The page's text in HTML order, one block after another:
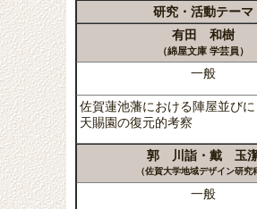
研究・活動テーマ
有田 和樹
（綿屋文庫 学芸員）
一般
佐賀蓮池藩における陣屋並びに
天賜園の復元的考察
郭 川詣・戴 玉
（佐賀大学地域デザイン研究
一般